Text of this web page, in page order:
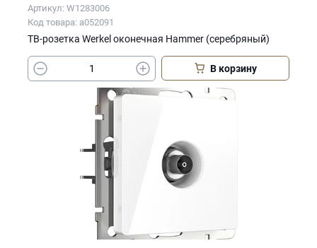
Артикул: W1283006
Код товара: a052091
ТВ-розетка Werkel оконечная Hammer (серебряный)
В корзину